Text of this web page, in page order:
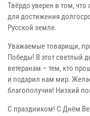
Твёрдо уверен в том,
для достижения
Русской земле.
Уважаемые товарищи,
Победы! В этот светлый
ветеранам – тем, кто
и подарил нам мир.
благополучия! Низкий
С праздником! С Днём